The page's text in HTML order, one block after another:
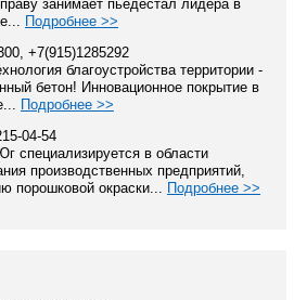
занимает пьедестал лидера в
Подробнее >>
+7(915)1285292
благоустройства территории -
бетон! Инновационное покрытие в
Подробнее >>
04-54
специализируется в области
производственных предприятий,
порошковой окраски... Подробнее >>